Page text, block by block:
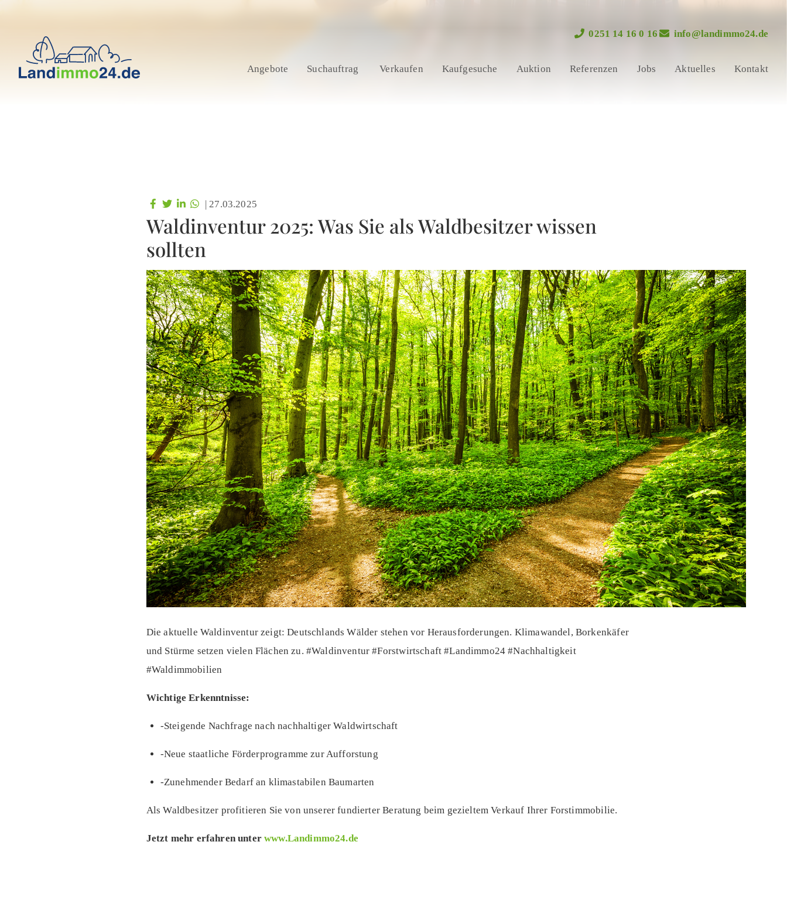
0251 14 16 0 16 info@landimmo24.de
Angebote Suchauftrag Verkaufen Kaufgesuche Auktion Referenzen Jobs Aktuelles Kontakt
|27.03.2025
Waldinventur 2025: Was Sie als Waldbesitzer wissen
sollten
Die aktuelle Waldinventur zeigt: Deutschlands Wälder stehen vor Herausforderungen. Klimawandel, Borkenkäfer
und Stürme setzen vielen Flächen zu. #Waldinventur #Forstwirtschaft #Landimmo24 #Nachhaltigkeit
#Waldimmobilien
Wichtige Erkenntnisse:
-Steigende Nachfrage nach nachhaltiger Waldwirtschaft
-Neue staatliche Förderprogramme zur Aufforstung
-Zunehmender Bedarf an klimastabilen Baumarten
Als Waldbesitzer profitieren Sie von unserer fundierter Beratung beim gezieltem Verkauf Ihrer Forstimmobilie.
Jetzt mehr erfahren unterwww.Landimmo24.de